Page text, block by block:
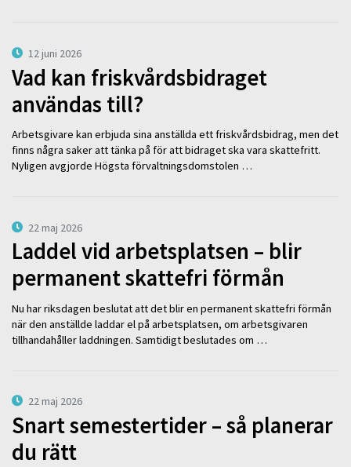
12 juni 2026
Vad kan friskvårdsbidraget
användas till?
Arbetsgivare kan erbjuda sina anställda ett friskvårdsbidrag, men det
finns några saker att tänka på för att bidraget ska vara skattefritt.
Nyligen avgjorde Högsta förvaltningsdomstolen …
22 maj 2026
Laddel vid arbetsplatsen – blir
permanent skattefri förmån
Nu har riksdagen beslutat att det blir en permanent skattefri förmån
när den anställde laddar el på arbetsplatsen, om arbetsgivaren
tillhandahåller laddningen. Samtidigt beslutades om …
22 maj 2026
Snart semestertider – så planerar
du rätt